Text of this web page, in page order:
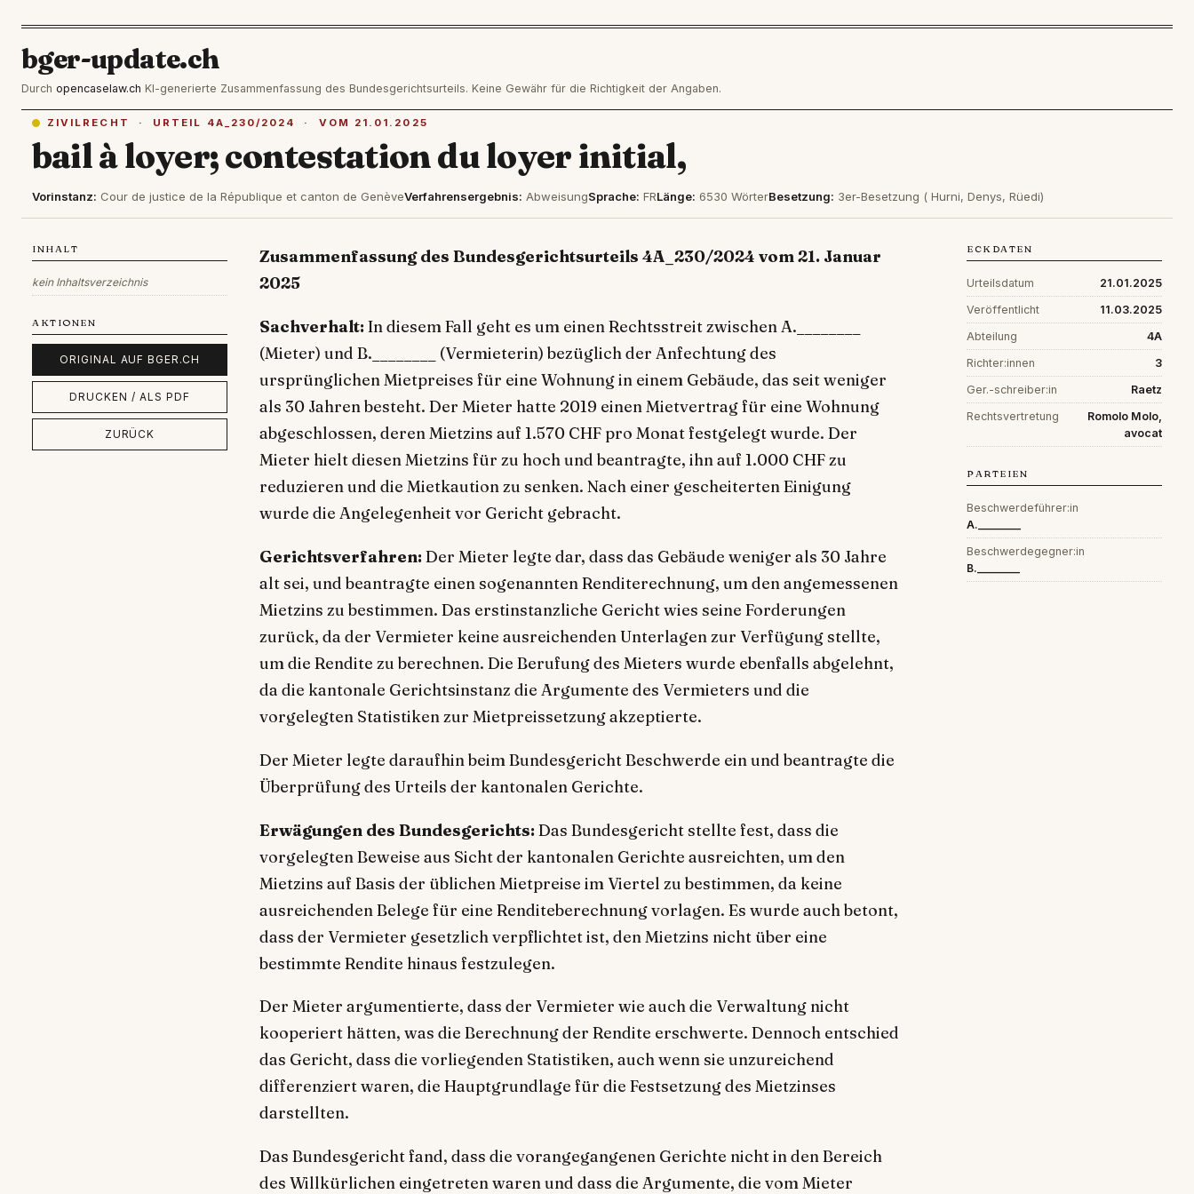
bger-update.ch
Durch opencaselaw.ch KI-generierte Zusammenfassung des Bundesgerichtsurteils. Keine Gewähr für die Richtigkeit der Angaben.
ZIVILRECHT · URTEIL 4A_230/2024 · VOM 21.01.2025
bail à loyer; contestation du loyer initial,
Vorinstanz: Cour de justice de la République et canton de GenèveVerfahrensergebnis: AbweisungSprache: FRLänge: 6530 WörterBesetzung: 3er-Besetzung ( Hurni, Denys, Rüedi)
INHALT
kein Inhaltsverzeichnis
AKTIONEN
ORIGINAL AUF BGER.CH
DRUCKEN / ALS PDF
ZURÜCK
Zusammenfassung des Bundesgerichtsurteils 4A_230/2024 vom 21. Januar
2025
Sachverhalt: In diesem Fall geht es um einen Rechtsstreit zwischen A.________
(Mieter) und B.________ (Vermieterin) bezüglich der Anfechtung des
ursprünglichen Mietpreises für eine Wohnung in einem Gebäude, das seit weniger
als 30 Jahren besteht. Der Mieter hatte 2019 einen Mietvertrag für eine Wohnung
abgeschlossen, deren Mietzins auf 1.570 CHF pro Monat festgelegt wurde. Der
Mieter hielt diesen Mietzins für zu hoch und beantragte, ihn auf 1.000 CHF zu
reduzieren und die Mietkaution zu senken. Nach einer gescheiterten Einigung
wurde die Angelegenheit vor Gericht gebracht.
Gerichtsverfahren: Der Mieter legte dar, dass das Gebäude weniger als 30 Jahre
alt sei, und beantragte einen sogenannten Renditerechnung, um den angemessenen
Mietzins zu bestimmen. Das erstinstanzliche Gericht wies seine Forderungen
zurück, da der Vermieter keine ausreichenden Unterlagen zur Verfügung stellte,
um die Rendite zu berechnen. Die Berufung des Mieters wurde ebenfalls abgelehnt,
da die kantonale Gerichtsinstanz die Argumente des Vermieters und die
vorgelegten Statistiken zur Mietpreissetzung akzeptierte.
Der Mieter legte daraufhin beim Bundesgericht Beschwerde ein und beantragte die
Überprüfung des Urteils der kantonalen Gerichte.
Erwägungen des Bundesgerichts: Das Bundesgericht stellte fest, dass die
vorgelegten Beweise aus Sicht der kantonalen Gerichte ausreichten, um den
Mietzins auf Basis der üblichen Mietpreise im Viertel zu bestimmen, da keine
ausreichenden Belege für eine Renditeberechnung vorlagen. Es wurde auch betont,
dass der Vermieter gesetzlich verpflichtet ist, den Mietzins nicht über eine
bestimmte Rendite hinaus festzulegen.
Der Mieter argumentierte, dass der Vermieter wie auch die Verwaltung nicht
kooperiert hätten, was die Berechnung der Rendite erschwerte. Dennoch entschied
das Gericht, dass die vorliegenden Statistiken, auch wenn sie unzureichend
differenziert waren, die Hauptgrundlage für die Festsetzung des Mietzinses
darstellten.
Das Bundesgericht fand, dass die vorangegangenen Gerichte nicht in den Bereich
des Willkürlichen eingetreten waren und dass die Argumente, die vom Mieter
ECKDATEN
Urteilsdatum
21.01.2025
Veröffentlicht
11.03.2025
Abteilung
4A
Richter:innen
3
Ger.-schreiber:in
Raetz
Rechtsvertretung
Romolo Molo,
avocat
PARTEIEN
Beschwerdeführer:in
A.________
Beschwerdegegner:in
B.________